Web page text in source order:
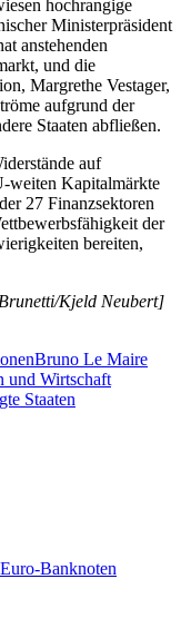
hochrangige
Ministerpräsident
anstehenden
und die
Margrethe Vestager,
aufgrund der
Staaten abfließen.
auf
weiten Kapitalmärkte
27 Finanzsektoren
der
bereiten,
Kjeld Neubert]
Bruno Le Maire
und Wirtschaft
Staaten
Banknoten